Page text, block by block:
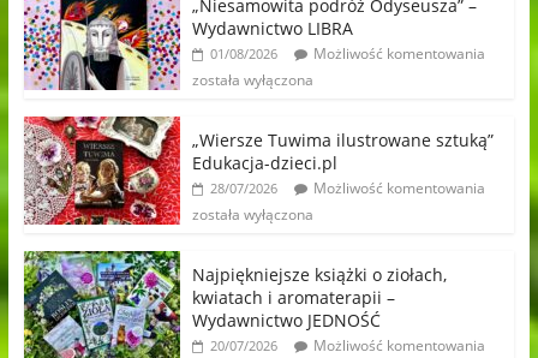
„Niesamowita podróż Odyseusza” –
Wydawnictwo LIBRA
01/08/2026
Możliwość komentowania
została wyłączona
„Wiersze Tuwima ilustrowane sztuką”
Edukacja-dzieci.pl
28/07/2026
Możliwość komentowania
została wyłączona
Najpiękniejsze książki o ziołach,
kwiatach i aromaterapii –
Wydawnictwo JEDNOŚĆ
20/07/2026
Możliwość komentowania